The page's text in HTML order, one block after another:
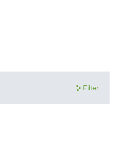
Filter